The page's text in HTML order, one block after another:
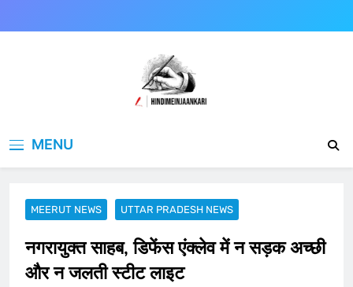
to
MENU
MEERUT NEWS UTTAR PRADESH NEWS
नगरायुक्त साहब, डिफेंस एंक्लेव में न सड़क अच्छी
और न जलती स्टीट लाइट